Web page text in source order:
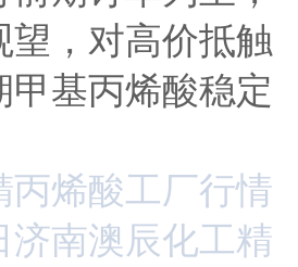
望，对高价抵触
甲基丙烯酸稳定
丙烯酸工厂行情
济南澳辰化工精